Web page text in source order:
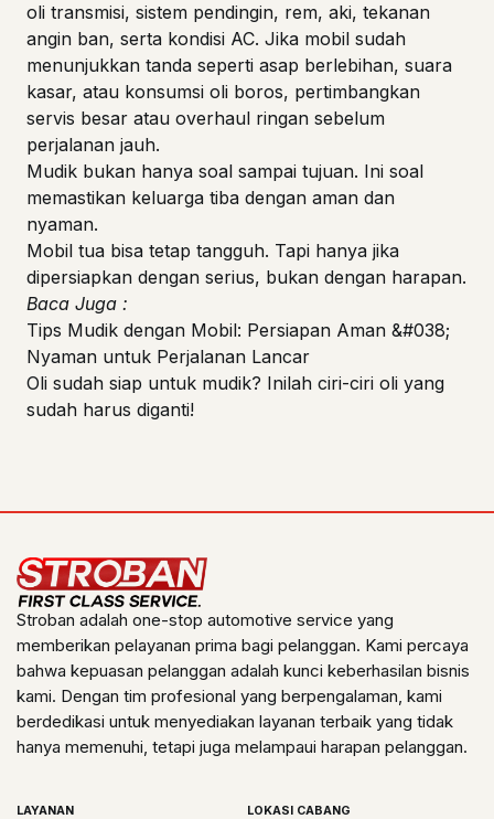
oli transmisi, sistem pendingin, rem, aki, tekanan
angin ban, serta kondisi AC. Jika mobil sudah
menunjukkan tanda seperti asap berlebihan, suara
kasar, atau konsumsi oli boros, pertimbangkan
servis besar atau overhaul ringan sebelum
perjalanan jauh.
Mudik bukan hanya soal sampai tujuan. Ini soal
memastikan keluarga tiba dengan aman dan
nyaman.
Mobil tua bisa tetap tangguh. Tapi hanya jika
dipersiapkan dengan serius, bukan dengan harapan.
Baca Juga :
Tips Mudik dengan Mobil: Persiapan Aman &#038;
Nyaman untuk Perjalanan Lancar
Oli sudah siap untuk mudik? Inilah ciri-ciri oli yang
sudah harus diganti!
Stroban adalah one-stop automotive service yang
memberikan pelayanan prima bagi pelanggan. Kami percaya
bahwa kepuasan pelanggan adalah kunci keberhasilan bisnis
kami. Dengan tim profesional yang berpengalaman, kami
berdedikasi untuk menyediakan layanan terbaik yang tidak
hanya memenuhi, tetapi juga melampaui harapan pelanggan.
LAYANAN LOKASI CABANG